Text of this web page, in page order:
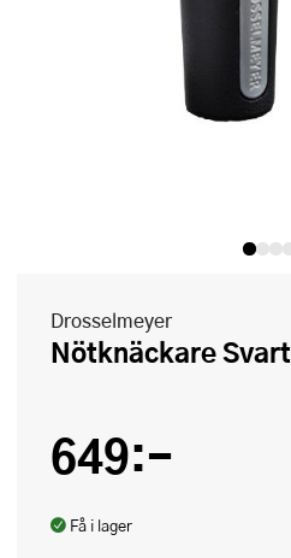
Drosselmeyer
Nötknäckare Svart
649:-
Få i lager